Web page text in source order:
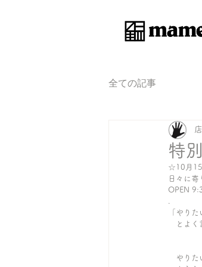
全ての記事
特
☆10月
日々に寄
OPEN
「やりた
とよく
やりた